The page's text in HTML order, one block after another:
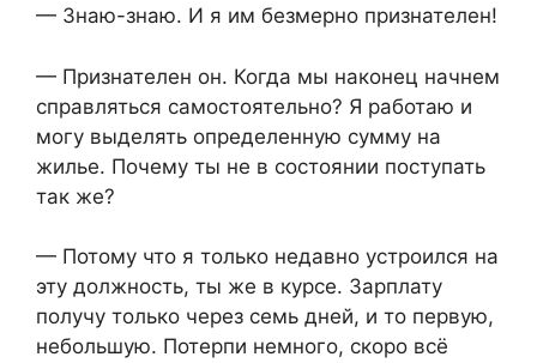
— Знаю-знаю. И я им безмерно признателен!
— Признателен он. Когда мы наконец начнем
справляться самостоятельно? Я работаю и
могу выделять определенную сумму на
жилье. Почему ты не в состоянии поступать
так же?
— Потому что я только недавно устроился на
эту должность, ты же в курсе. Зарплату
получу только через семь дней, и то первую,
небольшую. Потерпи немного, скоро всё